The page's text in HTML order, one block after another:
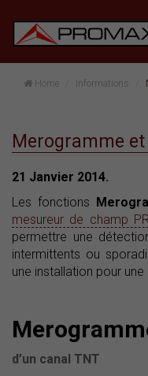
Home Informations
Merogramme
21 Janvier 2014.
Les fonctions
mesureur de champ
permettre une
intermittents ou
une installation pour
d’un canal TNT